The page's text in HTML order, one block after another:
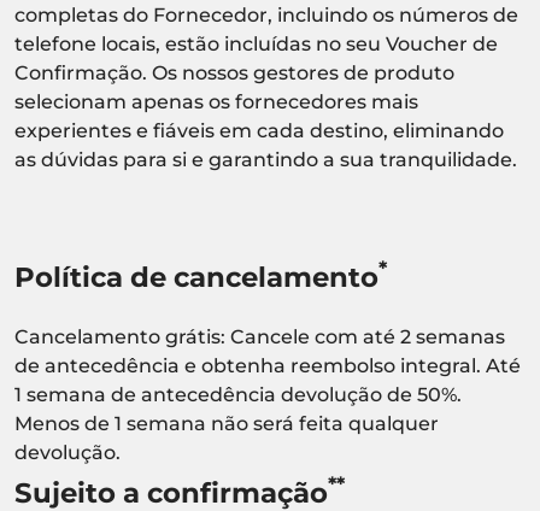
completas do Fornecedor, incluindo os números de
telefone locais, estão incluídas no seu Voucher de
Confirmação. Os nossos gestores de produto
selecionam apenas os fornecedores mais
experientes e fiáveis em cada destino, eliminando
as dúvidas para si e garantindo a sua tranquilidade.
Política de cancelamento*
Cancelamento grátis: Cancele com até 2 semanas
de antecedência e obtenha reembolso integral. Até
1 semana de antecedência devolução de 50%.
Menos de 1 semana não será feita qualquer
devolução.
Sujeito a confirmação**